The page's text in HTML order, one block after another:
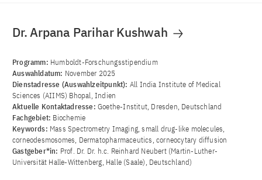
Dr. Arpana Parihar Kushwah
Programm: Humboldt-Forschungsstipendium
Auswahldatum: November 2025
Dienstadresse (Auswahlzeitpunkt): All India Institute of Medical
Sciences (AIIMS) Bhopal, Indien
Aktuelle Kontaktadresse: Goethe-Institut, Dresden, Deutschland
Fachgebiet: Biochemie
Keywords: Mass Spectrometry Imaging, small drug-like molecules,
corneodesmosomes, Dermatopharmaceutics, corneocytary diffusion
Gastgeber*in: Prof. Dr. Dr. h.c. Reinhard Neubert (Martin-Luther-
Universität Halle-Wittenberg, Halle (Saale), Deutschland)